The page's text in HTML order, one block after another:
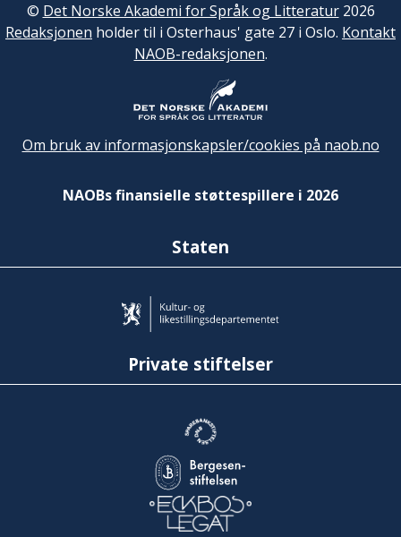
© Det Norske Akademi for Språk og Litteratur2026
Redaksjonen holder til i Osterhaus' gate 27 i Oslo. Kontakt
NAOB-redaksjonen.
Om bruk av informasjonskapsler/cookies på naob.no
NAOBs finansielle støttespillere i 2026
Staten
Private stiftelser